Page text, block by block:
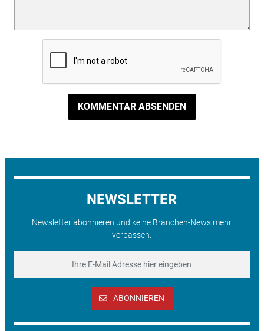
KOMMENTAR ABSENDEN
NEWSLETTER
Newsletter abonnieren und keine Branchen-News mehr
verpassen.
ABONNIEREN